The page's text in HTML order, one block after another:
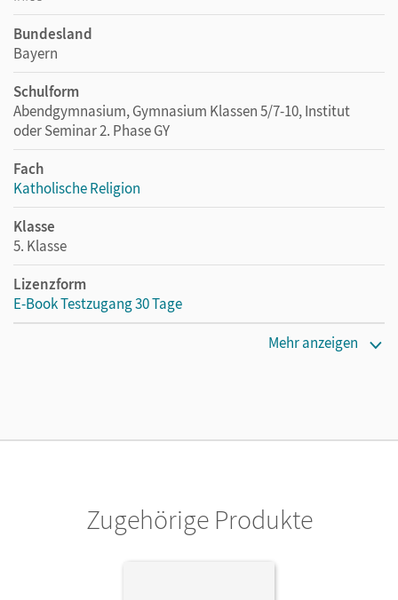
Bundesland
Bayern
Schulform
Abendgymnasium, Gymnasium Klassen 5/7-10, Institut
oder Seminar 2. Phase GY
Fach
Katholische Religion
Klasse
5. Klasse
Lizenzform
E-Book Testzugang 30 Tage
Herausgeber/-in
Mendl, Hans; Schiefer Ferrari, Markus
Mehr anzeigen
Zugehörige Produkte